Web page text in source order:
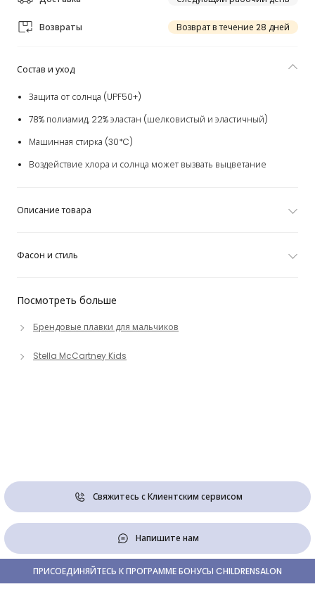
Возвраты Возврат в течение 28 дней
Посмотреть больше
Брендовые плавки для мальчиков
Stella McCartney Kids
Состав и уход
Защита от солнца (UPF50+)
78% полиамид, 22% эластан (шелковистый и эластичный)
Машинная стирка (30*C)
Воздействие хлора и солнца может вызвать выцветание
Описание товара
Фасон и стиль
Свяжитесь с Клиентским сервисом
Напишите нам
ПРИСОЕДИНЯЙТЕСЬ К ПРОГРАММЕ БОНУСЫ CHILDRENSALON